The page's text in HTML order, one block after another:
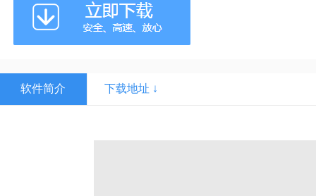
软件简介 下载地址 ↓